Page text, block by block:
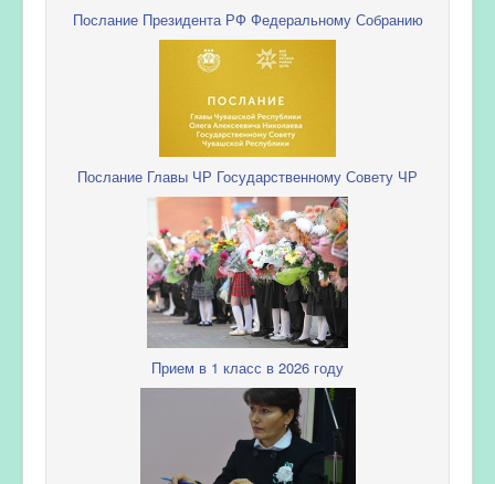
Послание Президента РФ Федеральному Собранию
Послание Главы ЧР Государственному Совету ЧР
Прием в 1 класс в 2026 году